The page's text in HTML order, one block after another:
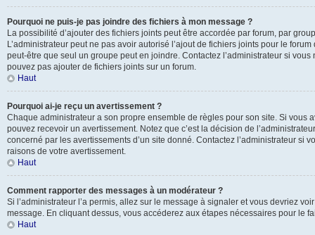
Pourquoi ne puis-je pas joindre des fichiers à mon message ?
La possibilité d’ajouter des fichiers joints peut être accordée par forum, par
L’administrateur peut ne pas avoir autorisé l’ajout de fichiers joints pour le
peut-être que seul un groupe peut en joindre. Contactez l’administrateur si
pouvez pas ajouter de fichiers joints sur un forum.
Haut
Pourquoi ai-je reçu un avertissement ?
Chaque administrateur a son propre ensemble de règles pour son site. Si vous
pouvez recevoir un avertissement. Notez que c’est la décision de
concerné par les avertissements d’un site donné. Contactez l’administrateur si
raisons de votre avertissement.
Haut
Comment rapporter des messages à un modérateur ?
Si l’administrateur l’a permis, allez sur le message à signaler et vous devriez
message. En cliquant dessus, vous accéderez aux étapes nécessaires pour le
Haut